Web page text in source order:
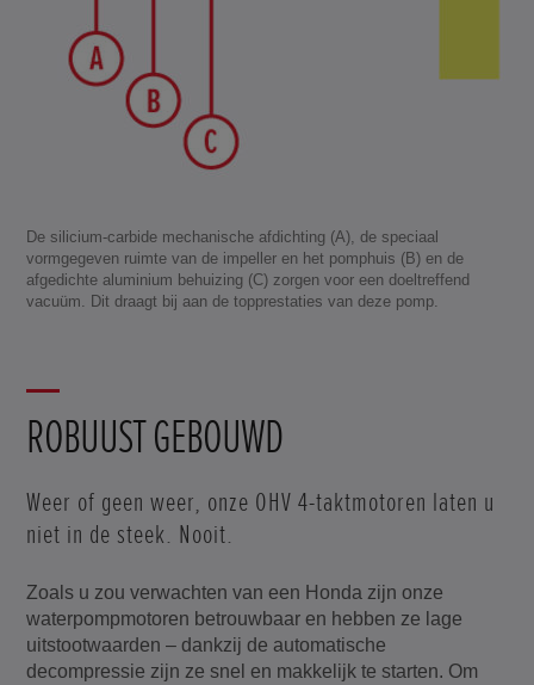
De silicium-carbide mechanische afdichting (A), de speciaal
vormgegeven ruimte van de impeller en het pomphuis (B) en de
afgedichte aluminium behuizing (C) zorgen voor een doeltreffend
vacuüm. Dit draagt bij aan de topprestaties van deze pomp.
ROBUUST GEBOUWD
Weer of geen weer, onze OHV 4-taktmotoren laten u
niet in de steek. Nooit.
Zoals u zou verwachten van een Honda zijn onze
waterpompmotoren betrouwbaar en hebben ze lage
uitstootwaarden – dankzij de automatische
decompressie zijn ze snel en makkelijk te starten. Om